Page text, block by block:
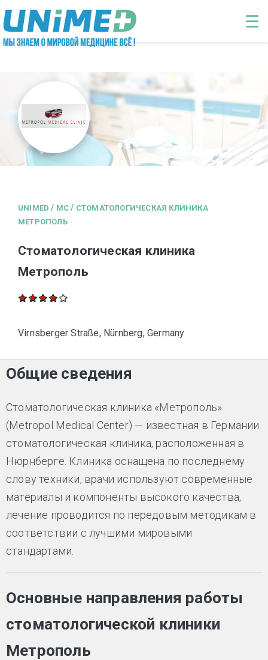
Перейти к основному содержанию
☰
UNIMED / MC / СТОМАТОЛОГИЧЕСКАЯ КЛИНИКА
МЕТРОПОЛЬ
Стоматологическая клиника
Метрополь
Virnsberger Straße, Nürnberg, Germany
Общие сведения
Стоматологическая клиника «Метрополь»
(Metropol Medical Center) — известная в Германии
стоматологическая клиника, расположенная в
Нюрнберге. Клиника оснащена по последнему
слову техники, врачи используют современные
материалы и компоненты высокого качества,
лечение проводится по передовым методикам в
соответствии с лучшими мировыми
стандартами.
Основные направления работы
стоматологической клиники
Метрополь